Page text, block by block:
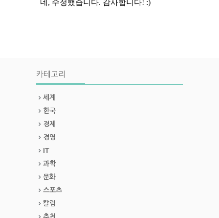
카테고리
세계
한국
경제
경영
IT
과학
문화
스포츠
칼럼
추천